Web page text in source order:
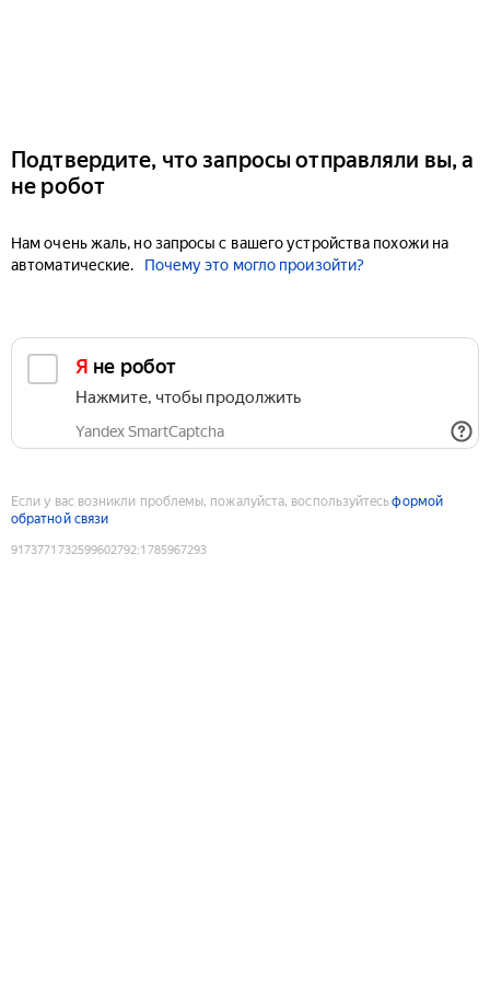
Подтвердите, что запросы отправляли вы, а
не робот
Нам очень жаль, но запросы с вашего устройства похожи на
автоматические.
Почему это могло произойти?
Я не робот
Нажмите, чтобы продолжить
Yandex SmartCaptcha
Если у вас возникли проблемы, пожалуйста, воспользуйтесьформой
обратной связи
9173771732599602792:1785967293